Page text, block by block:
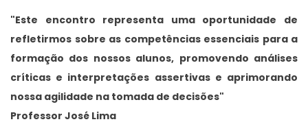
"Este encontro representa uma oportunidade de
refletirmos sobre as competências essenciais para a
formação dos nossos alunos, promovendo análises
críticas e interpretações assertivas e aprimorando
nossa agilidade na tomada de decisões"
Professor José Lima